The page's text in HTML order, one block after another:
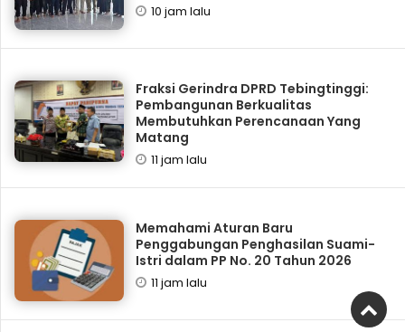
10 jam lalu
Fraksi Gerindra DPRD Tebingtinggi:
Pembangunan Berkualitas
Membutuhkan Perencanaan Yang
Matang
11 jam lalu
Memahami Aturan Baru
Penggabungan Penghasilan Suami-
Istri dalam PP No. 20 Tahun 2026
11 jam lalu